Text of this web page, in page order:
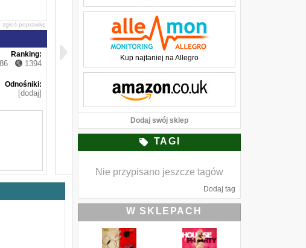
zgłoś poprawkę
Ranking:
1394
Odnośniki:
[dodaj]
Kup najtaniej na Allegro
Dodaj swój sklep
TAGI
Nie przypisano jeszcze tagów
Dodaj tag
W SKLEPACH